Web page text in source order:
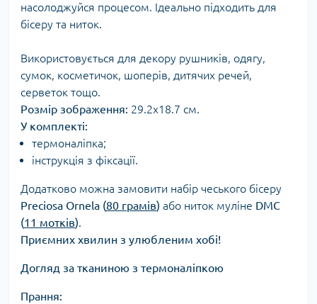
насолоджуйся процесом. Ідеально підходить для
бісеру та ниток.
Використовується для декору рушників, одягу,
сумок, косметичок, шоперів, дитячих речей,
серветок тощо.
Розмір зображення: 29.2х18.7 см.
У комплекті:
термоналіпка;
інструкція з фіксації.
Додатково можна замовити набір чеського бісеру
Preciosa Ornela (80 грамів) або ниток муліне DMC
(11 мотків).
Приємних хвилин з улюбленим хобі!
Догляд за тканиною з термоналіпкою
Прання: